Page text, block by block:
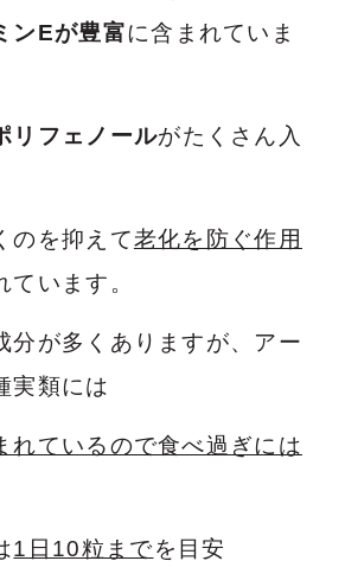
ンEが豊富に含まれていま
リフェノールがたくさん入
のを抑えて老化を防ぐ作用
ています。
が多くありますが、アー
実類には
れているので食べ過ぎには
1日10粒までを目安